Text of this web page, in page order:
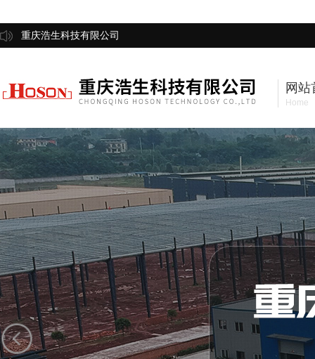
重庆浩生科技有限公司
网站
Home